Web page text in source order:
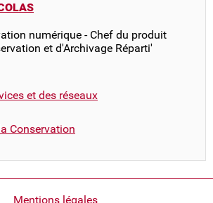
numérique - Chef du produit
et d'Archivage Réparti'
et des réseaux
Conservation
Mentions légales